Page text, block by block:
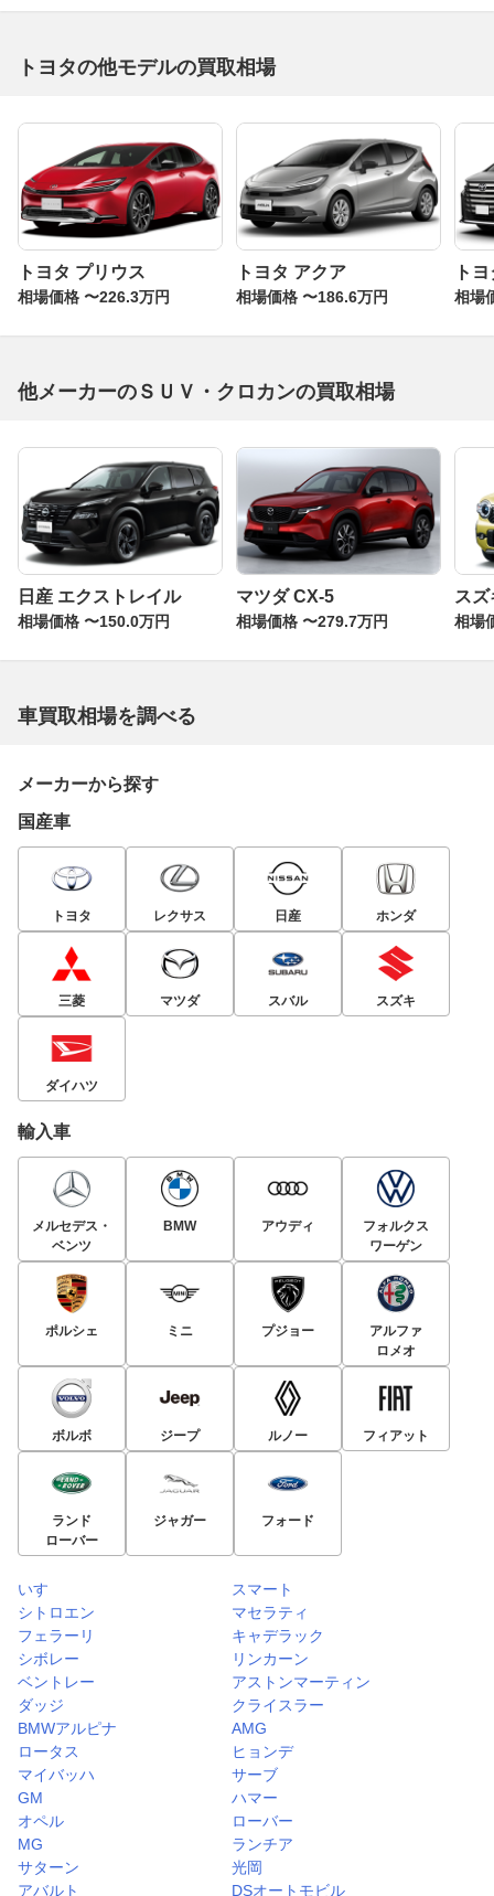
トヨタの他モデルの買取相場
トヨタ プリウス
相場価格 〜226.3万円
トヨタ アクア
相場価格 〜186.6万円
ト
相場
他メーカーのＳＵＶ・クロカンの買取相場
日産 エクストレイル
相場価格 〜150.0万円
マツダ CX-5
相場価格 〜279.7万円
ス
相場
車買取相場を調べる
メーカーから探す
国産車
トヨタ レクサス 日産 ホンダ
三菱 マツダ スバル スズキ
ダイハツ
輸入車
メルセデス・
ベンツ
BMW アウディ
フォルクス
ワーゲン
ポルシェ ミニ プジョー
アルファ
ロメオ
ボルボ ジープ ルノー フィアット
ランド
ローバー
ジャガー フォード
いすゞ
スマート
シトロエン
マセラティ
フェラーリ
キャデラック
シボレー
リンカーン
ベントレー
アストンマーティン
ダッジ
クライスラー
BMWアルピナ
AMG
ロータス
ヒョンデ
マイバッハ
サーブ
GM
ハマー
オペル
ローバー
MG
ランチア
サターン
光岡
アバルト
DSオートモビル